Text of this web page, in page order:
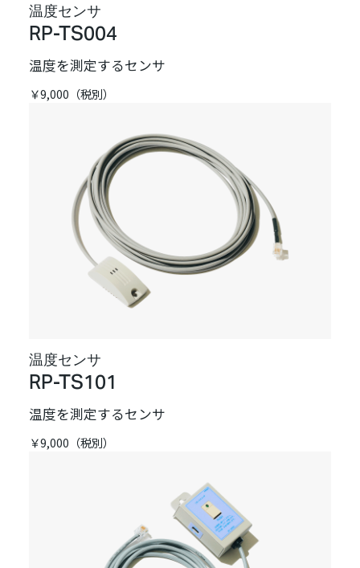
温度センサ
RP-TS004
温度を測定するセンサ
￥9,000（税別）
温度センサ
RP-TS101
温度を測定するセンサ
￥9,000（税別）